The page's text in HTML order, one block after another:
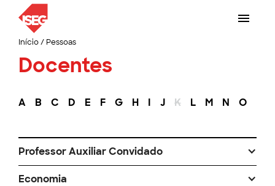
Início/ Pessoas
Docentes
A B C D E F G H I J K L M N O
Professor Auxiliar Convidado
Economia